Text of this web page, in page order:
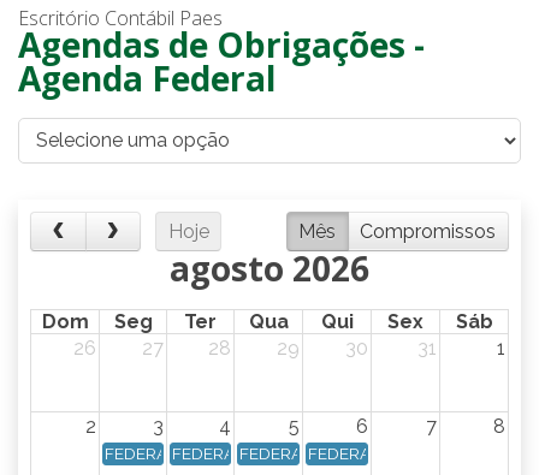
Escritório Contábil Paes
Agendas de Obrigações -
Agenda Federal
Hoje Mês Compromissos
agosto 2026
Dom Seg Ter Qua Qui Sex
Sáb
26
27 28 29 30 31 1
2 3 4 5 6 7 8
FEDERAL - Calendário Federal - Data de vencimento:
FEDERAL - Calendário Federal - Data de
FEDERAL - Calendário Federal - Data
FEDERAL - Calendário